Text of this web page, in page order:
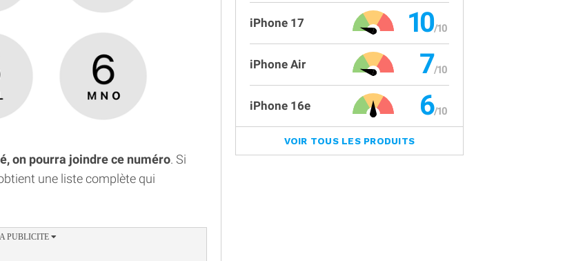
on pourra joindre ce numéro. Si
une liste complète qui
iPhone 17 10
iPhone Air 7
iPhone 16e 6
VOIR TOUS LES PRODUITS